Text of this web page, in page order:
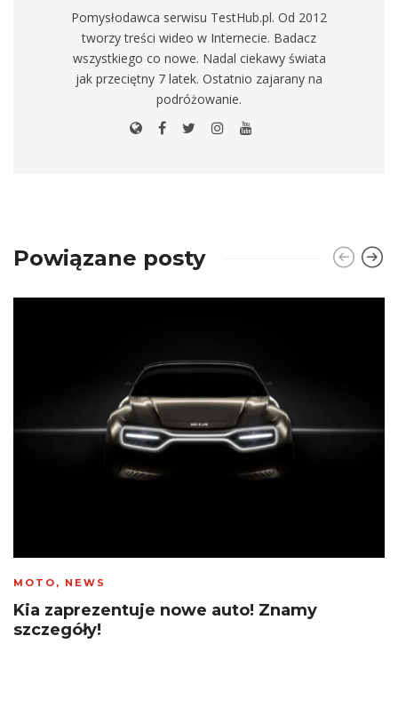
Pomysłodawca serwisu TestHub.pl. Od 2012
tworzy treści wideo w Internecie. Badacz
wszystkiego co nowe. Nadal ciekawy świata
jak przeciętny 7 latek. Ostatnio zajarany na
podróżowanie.
Powiązane posty
MOTO , NEWS
Kia zaprezentuje nowe auto! Znamy
szczegóły!